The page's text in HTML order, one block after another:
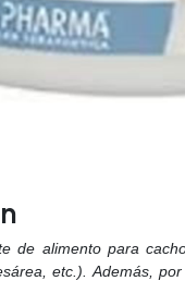
de alimento para
etc.). Además,